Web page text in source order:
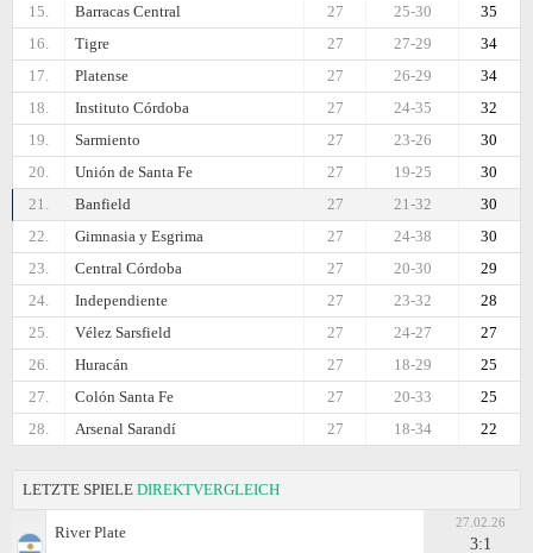
15.
Barracas Central 35
25-30
27
16.
Tigre 34
27-29
27
17.
Platense 34
26-29
27
18.
Instituto Córdoba 32
24-35
27
19.
Sarmiento 30
23-26
27
20.
Unión de Santa Fe 30
19-25
27
21.
Banfield 30
21-32
27
22.
Gimnasia y Esgrima 30
24-38
27
23.
Central Córdoba 29
20-30
27
24.
Independiente 28
23-32
27
25.
Vélez Sarsfield 27
24-27
27
26.
Huracán 25
18-29
27
27.
Colón Santa Fe 25
20-33
27
28.
Arsenal Sarandí 22
18-34
27
LETZTE SPIELE DIREKTVERGLEICH
River Plate
27.02.26
3:1